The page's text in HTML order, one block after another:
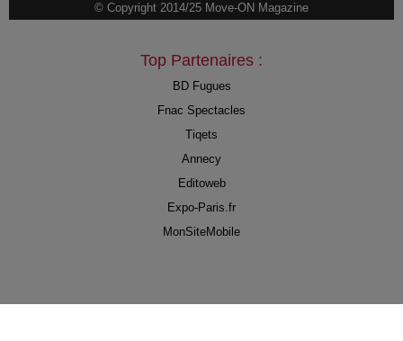
© Copyright 2014/25 Move-ON Magazine
Top Partenaires :
BD Fugues
Fnac Spectacles
Tiqets
Annecy
Editoweb
Expo-Paris.fr
MonSiteMobile